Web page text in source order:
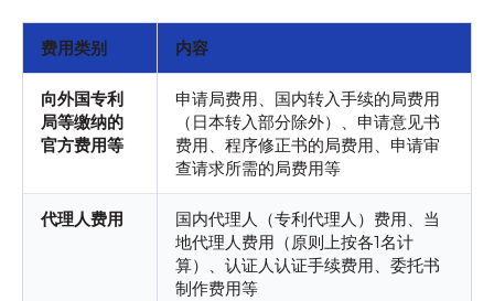
费用类别 内容
向外国专利
局等缴纳的
官方费用等
申请局费用、国内转入手续的局费用
（日本转入部分除外）、申请意见书
费用、程序修正书的局费用、申请审
查请求所需的局费用等
代理人费用
国内代理人（专利代理人）费用、当
地代理人费用（原则上按各1名计
算）、认证人认证手续费用、委托书
制作费用等